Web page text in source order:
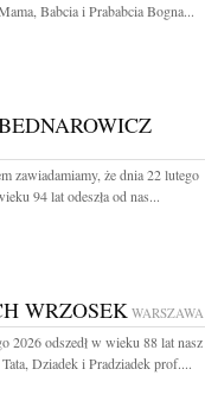
Babcia i Prababcia Bogna...
zawiadamiamy, że dnia 22 lutego
94 lat odeszła od nas...
WRZOSEK WARSZAWA
2026 odszedł w wieku 88 lat nasz
Dziadek i Pradziadek prof....